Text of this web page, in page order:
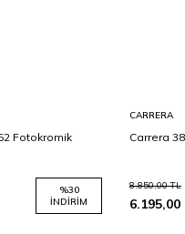
Fotokromik
%30
İNDIRIM
CARRERA
Carrera
8.850,00TL
6.195,00